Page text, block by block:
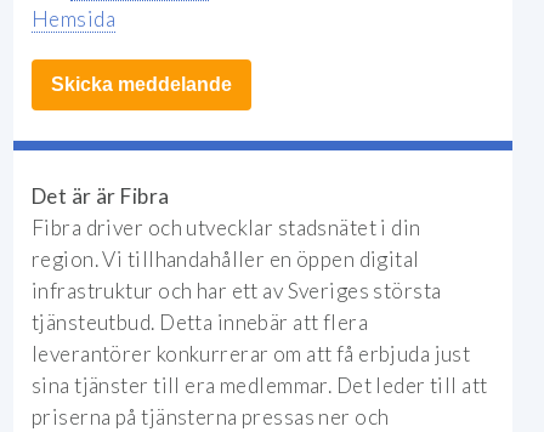
Hemsida
Skicka meddelande
Det är är Fibra
Fibra driver och utvecklar stadsnätet i din
region. Vi tillhandahåller en öppen digital
infrastruktur och har ett av Sveriges största
tjänsteutbud. Detta innebär att flera
leverantörer konkurrerar om att få erbjuda just
sina tjänster till era medlemmar. Det leder till att
priserna på tjänsterna pressas ner och